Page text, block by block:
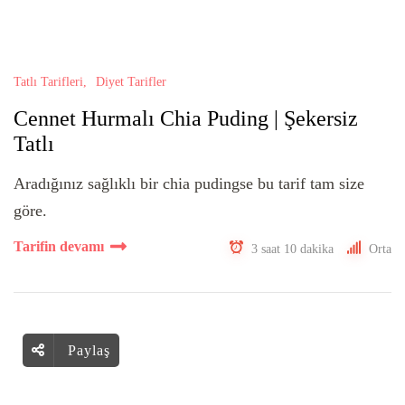
Tatlı Tarifleri Diyet Tarifler
Cennet Hurmalı Chia Puding | Şekersiz
Tatlı
Aradığınız sağlıklı bir chia pudingse bu tarif tam size
göre.
Tarifin devamı 3 saat 10 dakika Orta
Paylaş